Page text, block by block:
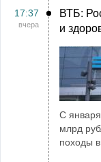
17:37
вчера
ВТБ:
и
С
млрд
походы